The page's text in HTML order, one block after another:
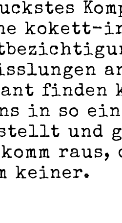
kokett-
finden
in so
und
komm
keiner.